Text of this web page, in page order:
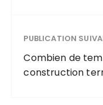
PUBLICATION
Combien de
construction